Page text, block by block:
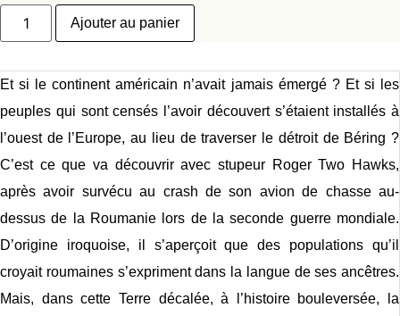
quantité
Deux
de
l’autre
Poche
Ajouter au panier
Et si le continent américain n’avait jamais émergé ? Et si les
peuples qui sont censés l’avoir découvert s’étaient installés à
l’ouest de l’Europe, au lieu de traverser le détroit de Béring ?
C’est ce que va découvrir avec stupeur Roger Two Hawks,
après avoir survécu au crash de son avion de chasse au-
dessus de la Roumanie lors de la seconde guerre mondiale.
D’origine iroquoise, il s’aperçoit que des populations qu’il
croyait roumaines s’expriment dans la langue de ses ancêtres.
Mais, dans cette Terre décalée, à l’histoire bouleversée, la